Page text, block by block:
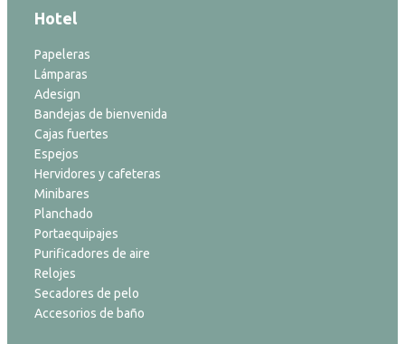
Hotel
Papeleras
Lámparas
Adesign
Bandejas de bienvenida
Cajas fuertes
Espejos
Hervidores y cafeteras
Minibares
Planchado
Portaequipajes
Purificadores de aire
Relojes
Secadores de pelo
Accesorios de baño